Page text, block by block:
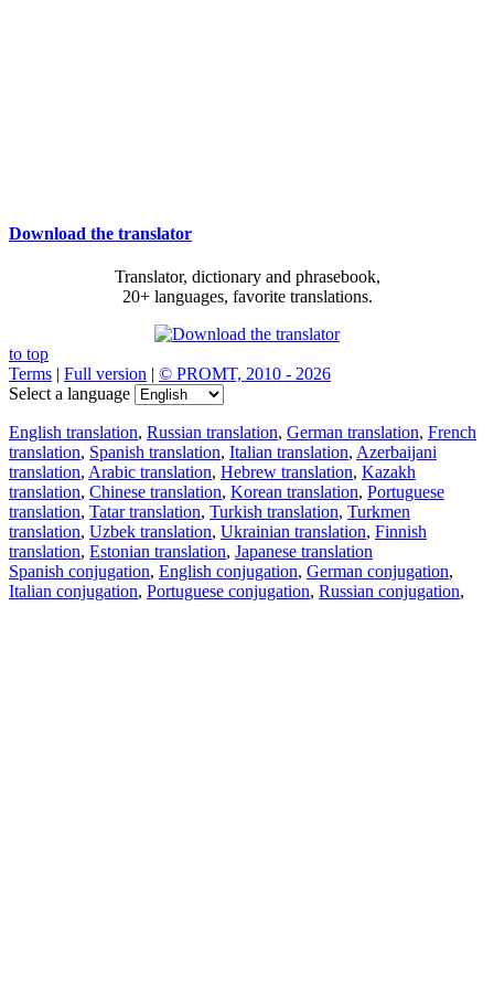
Download the translator
Translator, dictionary and phrasebook,
20+ languages, favorite translations.
to top
Terms | Full version | © PROMT, 2010 - 2026
Select a language
English translation, Russian translation, German translation, French
translation, Spanish translation, Italian translation, Azerbaijani
translation, Arabic translation, Hebrew translation, Kazakh
translation, Chinese translation, Korean translation, Portuguese
translation, Tatar translation, Turkish translation, Turkmen
translation, Uzbek translation, Ukrainian translation, Finnish
translation, Estonian translation, Japanese translation
Spanish conjugation, English conjugation, German conjugation,
Italian conjugation, Portuguese conjugation, Russian conjugation,